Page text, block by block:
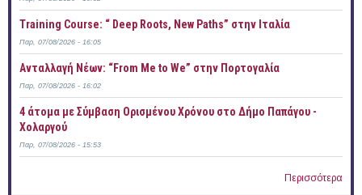
Training Course: “ Deep Roots, New Paths” στην Ιταλία
Παρ, 07/08/2026 - 16:05
Ανταλλαγή Νέων: “From Me to We” στην Πορτογαλία
Παρ, 07/08/2026 - 16:02
4 άτομα με Σύμβαση Ορισμένου Χρόνου στο Δήμο Παπάγου -
Χολαργού
Παρ, 07/08/2026 - 15:53
Περισσότερα